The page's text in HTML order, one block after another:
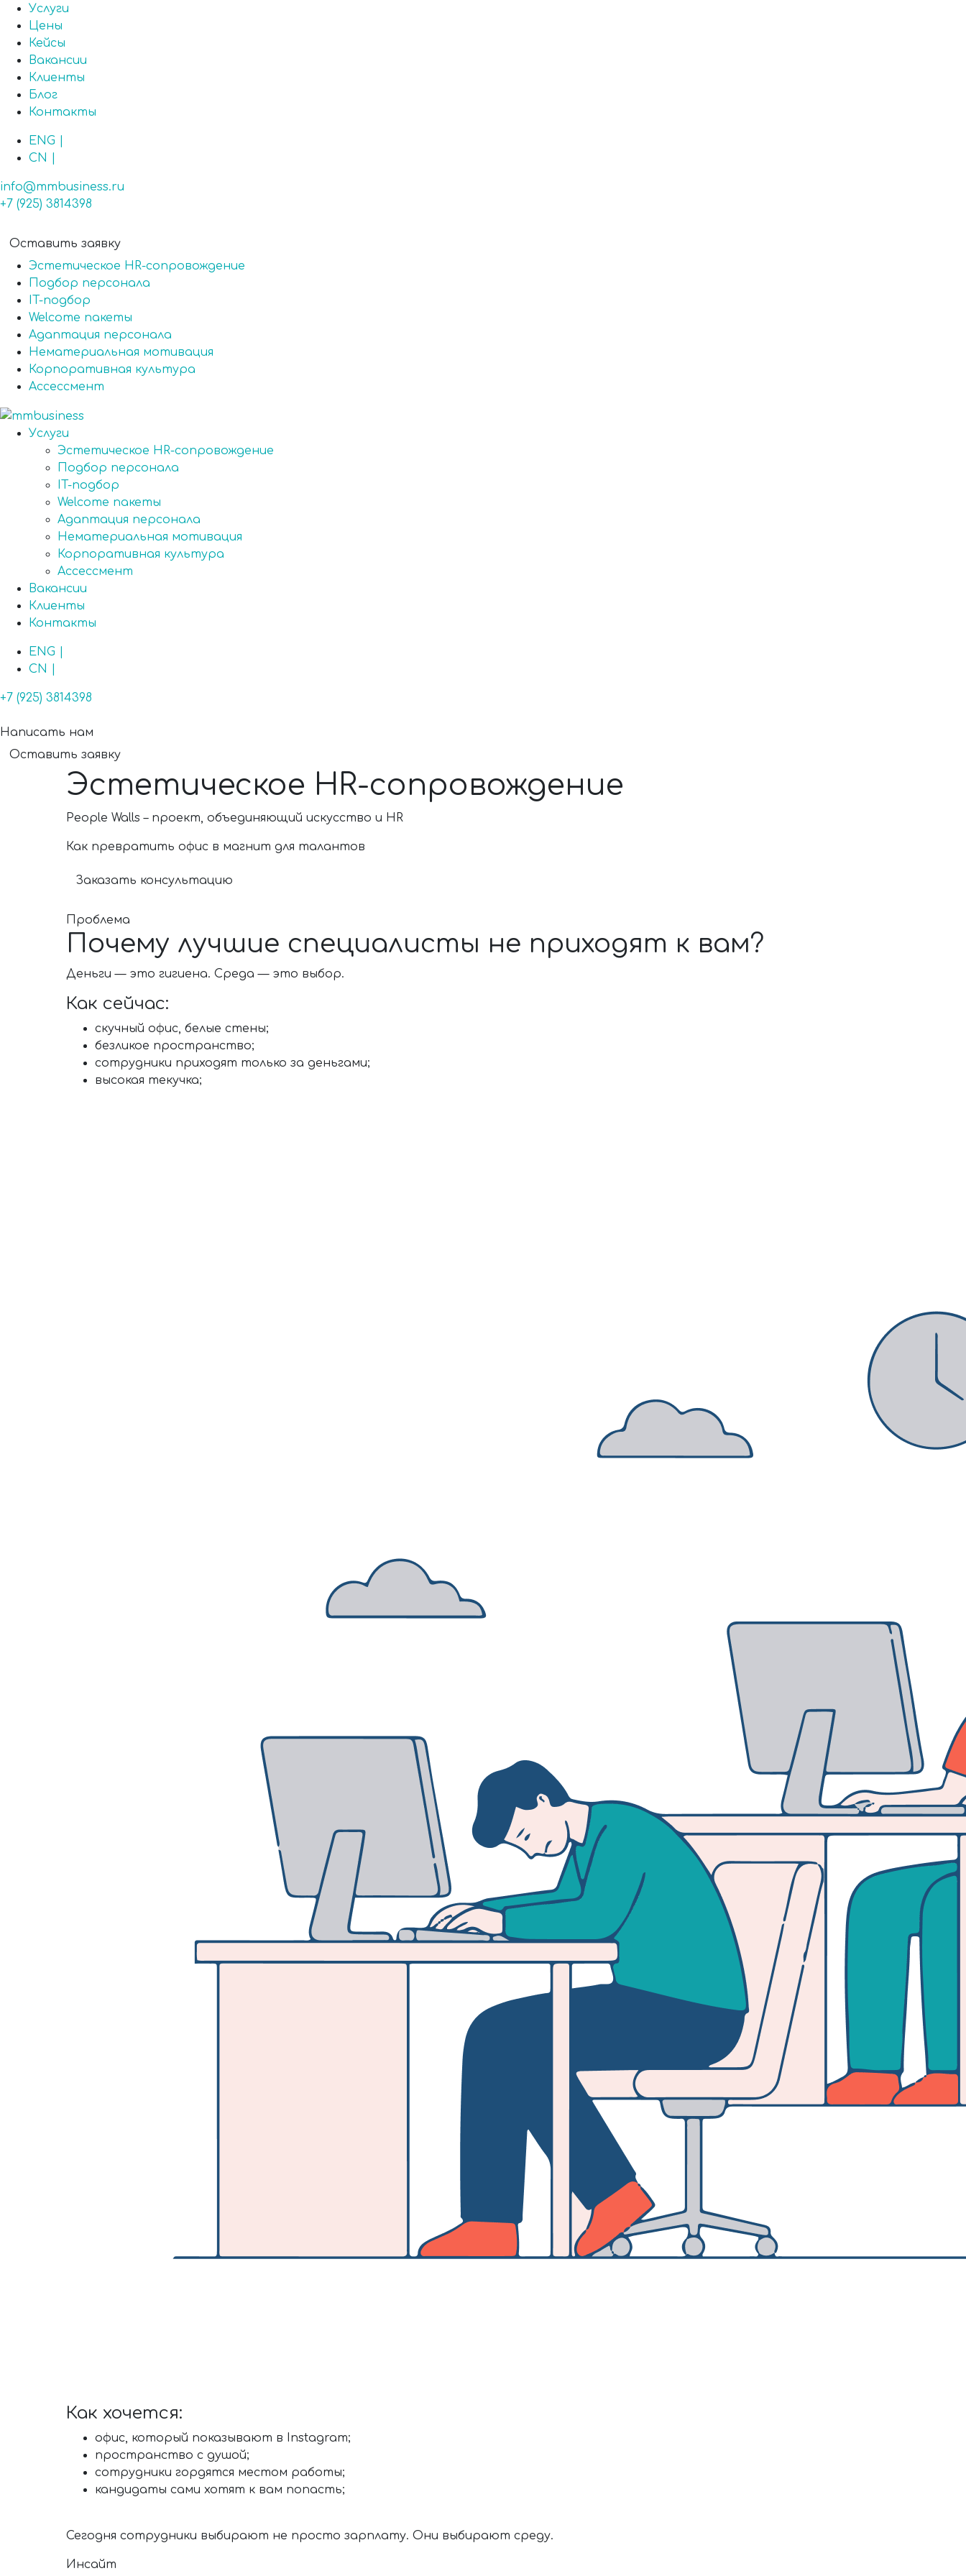
Услуги
Цены
Кейсы
Вакансии
Клиенты
Блог
Контакты
ENG |
CN |
info@mmbusiness.ru
+7 (925) 3814398
Оставить заявку
Эстетическое HR-сопровождение
Подбор персонала
IT-подбор
Welcome пакеты
Адаптация персонала
Нематериальная мотивация
Корпоративная культура
Ассессмент
Услуги
Эстетическое HR-сопровождение
Подбор персонала
IT-подбор
Welcome пакеты
Адаптация персонала
Нематериальная мотивация
Корпоративная культура
Ассессмент
Вакансии
Клиенты
Контакты
ENG |
CN |
+7 (925) 3814398
Написать нам
Оставить заявку
Эстетическое HR-сопровождение
People Walls – проект, объединяющий искусство и HR
Как превратить офис в магнит для талантов
Заказать консультацию
Проблема
Почему лучшие специалисты не приходят к вам?
Деньги — это гигиена. Среда — это выбор.
Как сейчас:
скучный офис, белые стены;
безликое пространство;
сотрудники приходят только за деньгами;
высокая текучка;
Как хочется:
офис, который показывают в Instagram;
пространство с душой;
сотрудники гордятся местом работы;
кандидаты сами хотят к вам попасть;
Сегодня сотрудники выбирают не просто зарплату. Они выбирают среду.
Инсайт